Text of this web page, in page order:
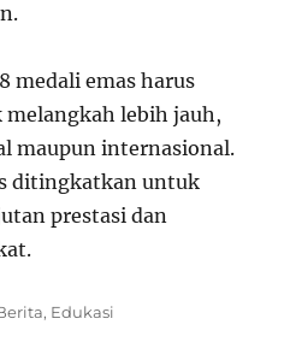
medali emas harus
lebih jauh,
maupun internasional.
ditingkatkan untuk
prestasi dan
, Edukasi